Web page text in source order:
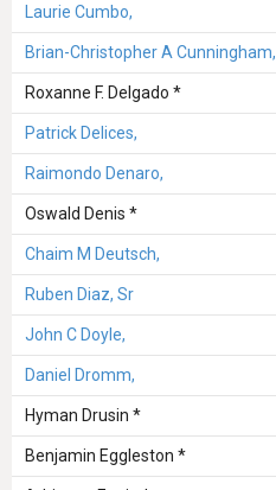
Laurie Cumbo,
Brian-Christopher A Cunningham,
Roxanne F. Delgado *
Patrick Delices,
Raimondo Denaro,
Oswald Denis *
Chaim M Deutsch,
Ruben Diaz, Sr
John C Doyle,
Daniel Dromm,
Hyman Drusin *
Benjamin Eggleston *